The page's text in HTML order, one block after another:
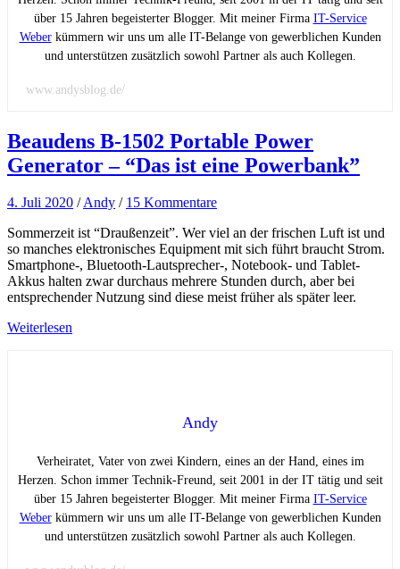
über 15 Jahren begeisterter Blogger. Mit meiner Firma IT-Service
Weberkümmern wir uns um alle IT-Belange von gewerblichen Kunden
und unterstützen zusätzlich sowohl Partner als auch Kollegen.
www.andysblog.de/
Beaudens B-1502 Portable Power
Generator – “Das ist eine Powerbank”
4. Juli 2020 /Andy / 15 Kommentare
Sommerzeit ist “Draußenzeit”. Wer viel an der frischen Luft ist und
so manches elektronisches Equipment mit sich führt braucht Strom.
Smartphone-, Bluetooth-Lautsprecher-, Notebook- und Tablet-
Akkus halten zwar durchaus mehrere Stunden durch, aber bei
entsprechender Nutzung sind diese meist früher als später leer.
Weiterlesen
Andy
Verheiratet, Vater von zwei Kindern, eines an der Hand, eines im
Herzen. Schon immer Technik-Freund, seit 2001 in der IT tätig und seit
über 15 Jahren begeisterter Blogger. Mit meiner Firma IT-Service
Weberkümmern wir uns um alle IT-Belange von gewerblichen Kunden
und unterstützen zusätzlich sowohl Partner als auch Kollegen.